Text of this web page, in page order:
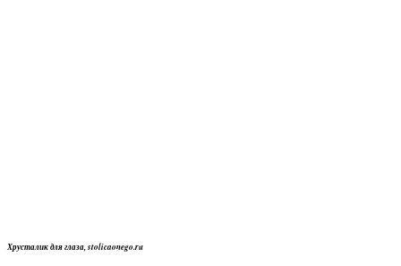
Хрусталик для глаза, stolicaonego.ru